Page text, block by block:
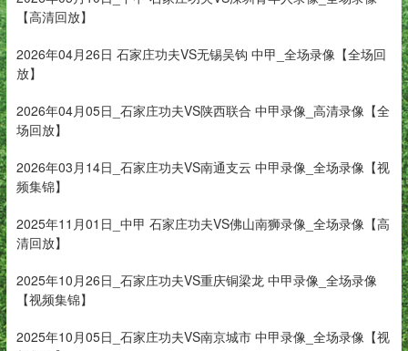
【高清回放】
2026年04月26日 石家庄功夫VS无锡吴钩 中甲_全场录像【全场回
放】
2026年04月05日_石家庄功夫VS陕西联合 中甲录像_高清录像【全
场回放】
2026年03月14日_石家庄功夫VS南通支云 中甲录像_全场录像【视
频集锦】
2025年11月01日_中甲 石家庄功夫VS佛山南狮录像_全场录像【高
清回放】
2025年10月26日_石家庄功夫VS重庆铜梁龙 中甲录像_全场录像
【视频集锦】
2025年10月05日_石家庄功夫VS南京城市 中甲录像_全场录像【视